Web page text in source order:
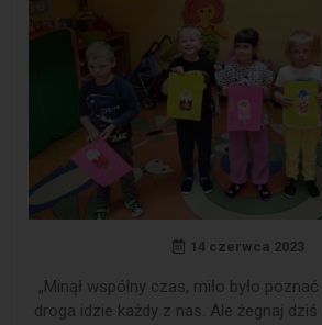
14 czerwca 2023
„Minął wspólny czas, miło było
droga idzie każdy z nas. Ale żegnaj